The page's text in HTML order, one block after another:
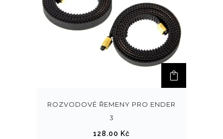
ROZVODOVÉ ŘEMENY PRO ENDER
3
128.00 Kč